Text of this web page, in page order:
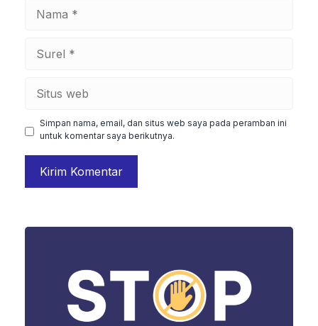
Simpan nama, email, dan situs web saya pada peramban ini
untuk komentar saya berikutnya.